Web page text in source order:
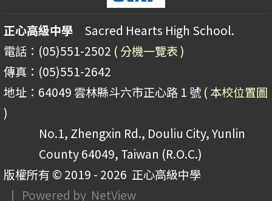
正心高級中學 Sacred Hearts High School.
電話：(05)551-2502 ( 分機一覽表 )
傳真：(05)551-2642
地址：64049 雲林縣斗六市正心路 1 號 ( 本校位置圖
)
No.1, Zhengxin Rd., Douliu City, Yunlin
County 64049, Taiwan (R.O.C.)
版權所有 © 2019 - 2026 正心高級中學
| Powered by NetView